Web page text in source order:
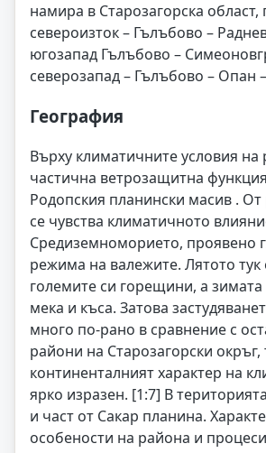
намира в Старозагорска област,
североизток – Гълъбово –
югозапад Гълъбово –
северозапад – Гълъбово – Опан
География
Върху климатичните условия на
частична ветрозащитна
Родопския планински масив .
се чувства климатичното
Средиземноморието, проявено
режима на валежите. Лятото тук
големите си горещини, а
мека и къса. Затова
много по-рано в сравнение с
райони на Старозагорски окръг,
континенталният характер на
ярко изразен. [1:7] В
и част от Сакар планина.
особености на района и